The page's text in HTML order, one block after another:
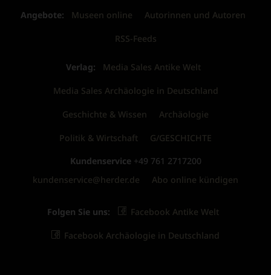
Angebote: Museen online Autorinnen und Autoren
RSS-Feeds
Verlag: Media Sales Antike Welt
Media Sales Archäologie in Deutschland
Geschichte & Wissen Archäologie
Politik & Wirtschaft G/GESCHICHTE
Kundenservice +49 761 2717200
kundenservice@herder.de
Abo online kündigen
Folgen Sie uns: Facebook Antike Welt
Facebook Archäologie in Deutschland